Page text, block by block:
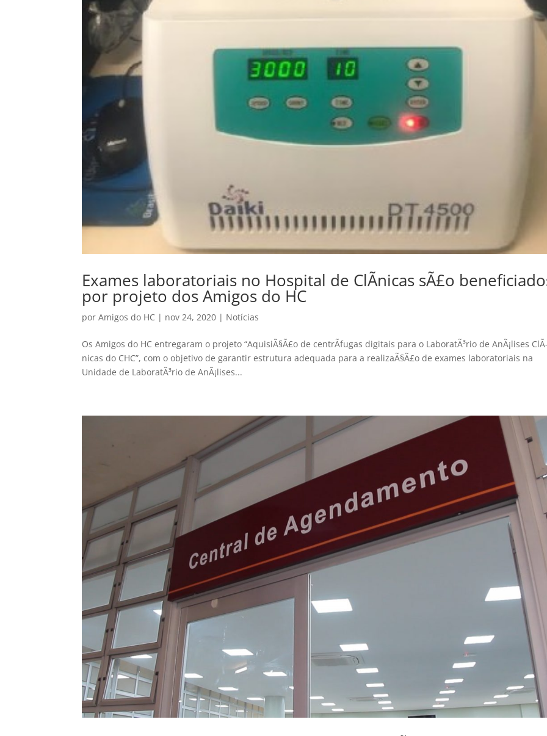
Exames laboratoriais no Hospital de ClÃ­nicas sÃ£o
por projeto dos Amigos do HC
porAmigos do HC | nov 24, 2020 | Notícias
Os Amigos do HC entregaram o projeto “AquisiÃ§Ã£o de centrÃ­fugas digitais para o LaboratÃ³rio de AnÃ¡lises
nicas do CHC”, com o objetivo de garantir estrutura adequada para a realizaÃ§Ã£o de exames laboratoriais na
Unidade de LaboratÃ³rio de AnÃ¡lises...